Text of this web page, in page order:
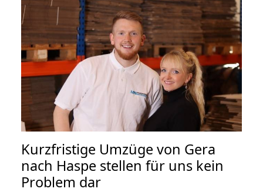
Kurzfristige Umzüge von Gera
nach Haspe stellen für uns kein
Problem dar